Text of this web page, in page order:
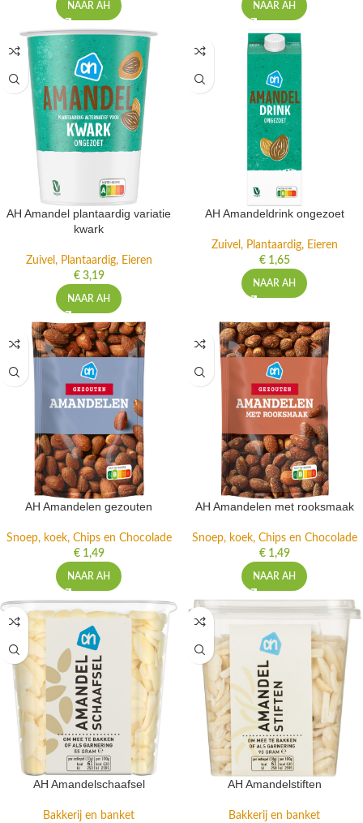
NAAR AH NAAR AH
AH Amandel plantaardig variatie
kwark
Zuivel, Plantaardig, Eieren
€3,19
NAAR AH
AH Amandeldrink ongezoet
Zuivel, Plantaardig, Eieren
€1,65
NAAR AH
AH Amandelen gezouten
Snoep, koek, Chips en Chocolade
€1,49
NAAR AH
AH Amandelen met rooksmaak
Snoep, koek, Chips en Chocolade
€1,49
NAAR AH
AH Amandelschaafsel
Bakkerij en banket
AH Amandelstiften
Bakkerij en banket